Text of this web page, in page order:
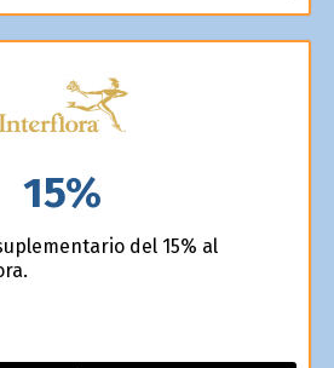
15%
del 15% al